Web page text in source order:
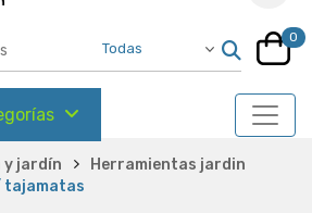
0
jardín
Herramientas jardin
tajamatas